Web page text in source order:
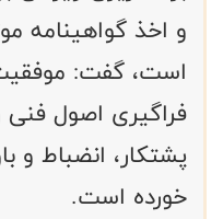
و اخذ گواهینامه
است، گفت:
فراگیری اصول
پشتکار، انضباط و
خورده است.